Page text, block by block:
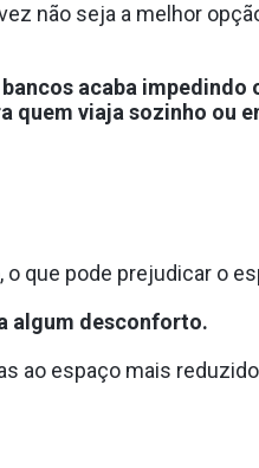
não seja a melhor
acaba
quem viaja sozinho ou
que pode prejudicar o
algum desconforto.
ao espaço mais